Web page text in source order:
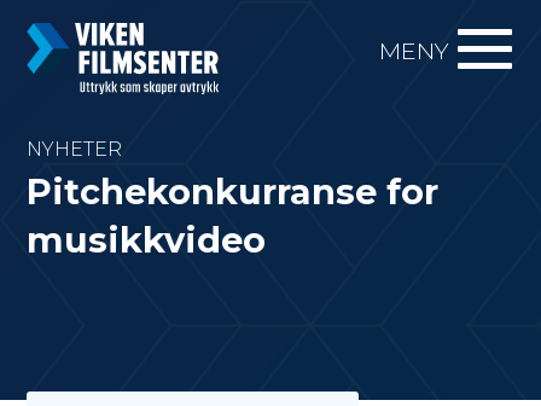
MENY
NYHETER
Pitchekonkurranse for
musikkvideo